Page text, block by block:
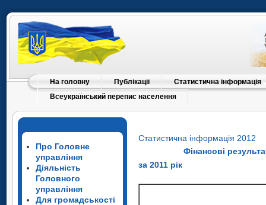
На головну Публікації
Статистична інформація
Всеукраїнський перепис населення
Про Головне
управління
Діяльність
Головного
управління
Для громадськості
Статистична інформація 2012
Фінансові
за 2011 рік